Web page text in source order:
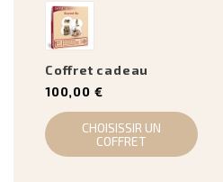
Coffret cadeau
100,00 €
CHOISISSIR UN
COFFRET